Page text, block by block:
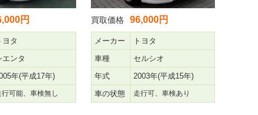
円
ヨタ
エンタ
年(平成17年)
行可能、車検無し
買取価格 96,000円
メーカー
トヨタ
車種
セルシオ
年式
2003年(平成15年)
車の状態
走行可、車検あり